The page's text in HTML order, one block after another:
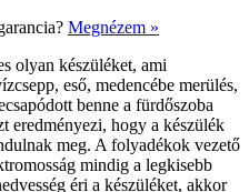
Megnézem »
olyan készüléket, ami
eső, medencébe merülés,
benne a fürdőszoba
eredményezi, hogy a készülék
meg. A folyadékok vezető
mindig a legkisebb
éri a készüléket, akkor